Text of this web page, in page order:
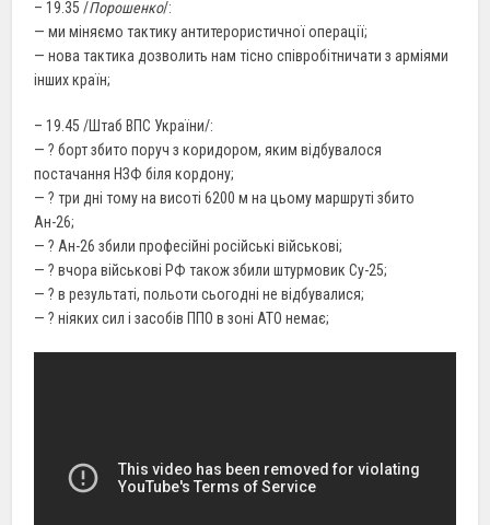
– 19.35 /Порошенко/:
— ми міняємо тактику антитерористичної операції;
— нова тактика дозволить нам тісно співробітничати з арміями
інших країн;
– 19.45 /Штаб ВПС України/:
— ? борт збито поруч з коридором, яким відбувалося
постачання НЗФ біля кордону;
— ? три дні тому на висоті 6200 м на цьому маршруті збито
Ан-26;
— ? Ан-26 збили професійні російські військові;
— ? вчора військові РФ також збили штурмовик Су-25;
— ? в результаті, польоти сьогодні не відбувалися;
— ? ніяких сил і засобів ППО в зоні АТО немає;